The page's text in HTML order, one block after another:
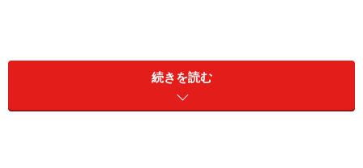
1. ラクチンな着心地のサックドレス
続きを読む